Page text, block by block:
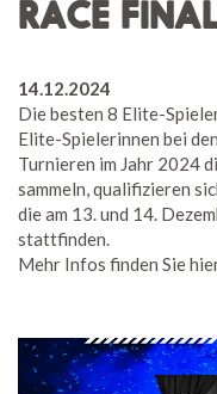
RACE
14.12.2024
Die besten 8 Elite-
Elite-Spielerinnen bei
Turnieren im Jahr 2024
sammeln, qualifizieren
die am 13. und 14.
stattfinden.
Mehr Infos finden Sie